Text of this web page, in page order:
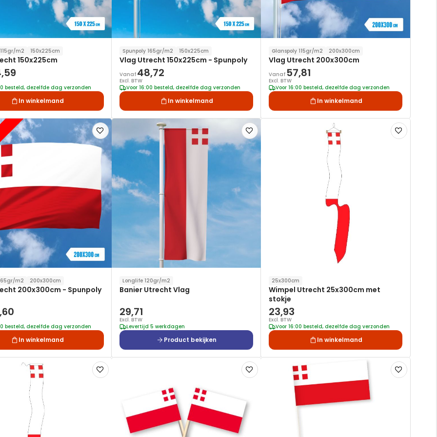
m2 150x225cm
150x225cm
besteld, dezelfde dag verzonden
In winkelmand
Spunpoly 165gr/m2 150x225cm
Vlag Utrecht 150x225cm - Spunpoly
Vanaf 48,72
Excl. BTW
Voor 16:00 besteld, dezelfde dag verzonden
In winkelmand
Glanspoly 115gr/m2 200x300cm
Vlag Utrecht 200x300cm
Vanaf 57,81
Excl. BTW
Voor 16:00 besteld, dezelfde dag verzonden
In winkelmand
Voeg
toe
aan
verlanglijst
m2 200x300cm
200x300cm - Spunpoly
besteld, dezelfde dag verzonden
In winkelmand
Voeg
toe
aan
verlanglijst
Longlife 120gr/m2
Banier Utrecht Vlag
29,71
Excl. BTW
Levertijd 5 werkdagen
Product bekijken
Voeg
toe
25x300cm
Wimpel Utrecht 25x300cm met
stokje
23,93
Excl. BTW
Voor 16:00 besteld, dezelfde dag verzonden
In winkelmand
Voeg
toe
Voeg
toe
Voeg
toe